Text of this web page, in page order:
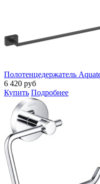
Полотенцедержатель
6 420 руб
Купить Подробнее